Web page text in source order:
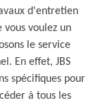
d'entretien
vous voulez un
le service
En effet, JBS
spécifiques pour
à tous les